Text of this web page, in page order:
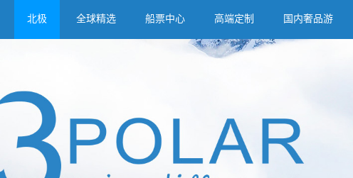
北极 全球精选 船票中心 高端定制 国内奢品游